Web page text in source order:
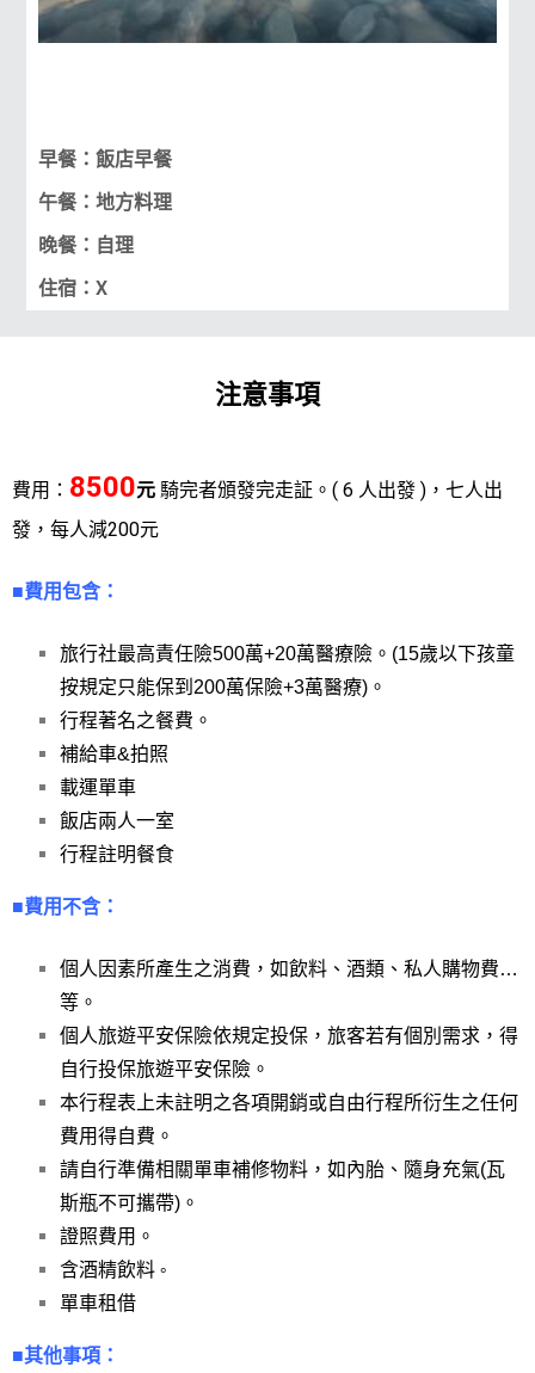
早餐：飯店早餐
午餐：地方料理
晚餐：自理
住宿：X
注意事項
費用： 8500元 騎完者頒發完走証。( 6 人出發 )，七人出
發，每人減200元
■費用包含：
旅行社最高責任險500萬+20萬醫療險。(15歲以下孩童
按規定只能保到200萬保險+3萬醫療)。
行程著名之餐費。
補給車&拍照
載運單車
飯店兩人一室
行程註明餐食
■費用不含：
個人因素所產生之消費，如飲料、酒類、私人購物費…
等。
個人旅遊平安保險依規定投保，旅客若有個別需求，得
自行投保旅遊平安保險。
本行程表上未註明之各項開銷或自由行程所衍生之任何
費用得自費。
請自行準備相關單車補修物料，如內胎、隨身充氣(瓦
斯瓶不可攜帶)。
證照費用。
含酒精飲料 。
單車租借
■其他事項：